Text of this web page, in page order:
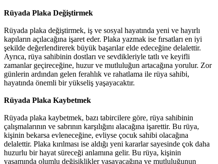
Rüyada Plaka Değiştirmek
Rüyada plaka değiştirmek, iş ve sosyal hayatında yeni ve hayırlı
kapıların açılacağına işaret eder. Plaka yazmak ise fırsatları en iyi
şekilde değerlendirerek büyük başarılar elde edeceğine delalettir.
Ayrıca, rüya sahibinin dostları ve sevdikleriyle tatlı ve keyifli
zamanlar geçireceğine, huzur ve mutluluğun artacağına yorulur. Zor
günlerin ardından gelen ferahlık ve rahatlama ile rüya sahibi,
hayatında önemli bir yükseliş yaşayacaktır.
Rüyada Plaka Kaybetmek
Rüyada plaka kaybetmek, bazı tabircilere göre, rüya sahibinin
çalışmalarının ve sabrının karşılığını alacağına işarettir. Bu rüya,
kişinin bekarsa evleneceğine, evliyse çocuk sahibi olacağına
delalettir. Plaka kırılması ise aldığı yeni kararlar sayesinde çok daha
huzurlu bir hayat süreceği anlamına gelir. Bu rüya, kişinin
yaşamında olumlu değişiklikler yaşayacağına ve mutluluğunun